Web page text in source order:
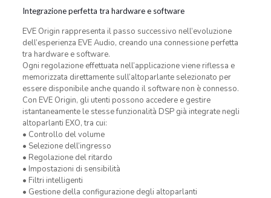
Integrazione perfetta tra hardware e software
EVE Origin rappresenta il passo successivo nell’evoluzione
dell’esperienza EVE Audio, creando una connessione perfetta
tra hardware e software.
Ogni regolazione effettuata nell’applicazione viene riflessa e
memorizzata direttamente sull’altoparlante selezionato per
essere disponibile anche quando il software non è connesso.
Con EVE Origin, gli utenti possono accedere e gestire
istantaneamente le stesse funzionalità DSP già integrate negli
altoparlanti EXO, tra cui:
• Controllo del volume
• Selezione dell’ingresso
• Regolazione del ritardo
• Impostazioni di sensibilità
• Filtri intelligenti
• Gestione della configurazione degli altoparlanti